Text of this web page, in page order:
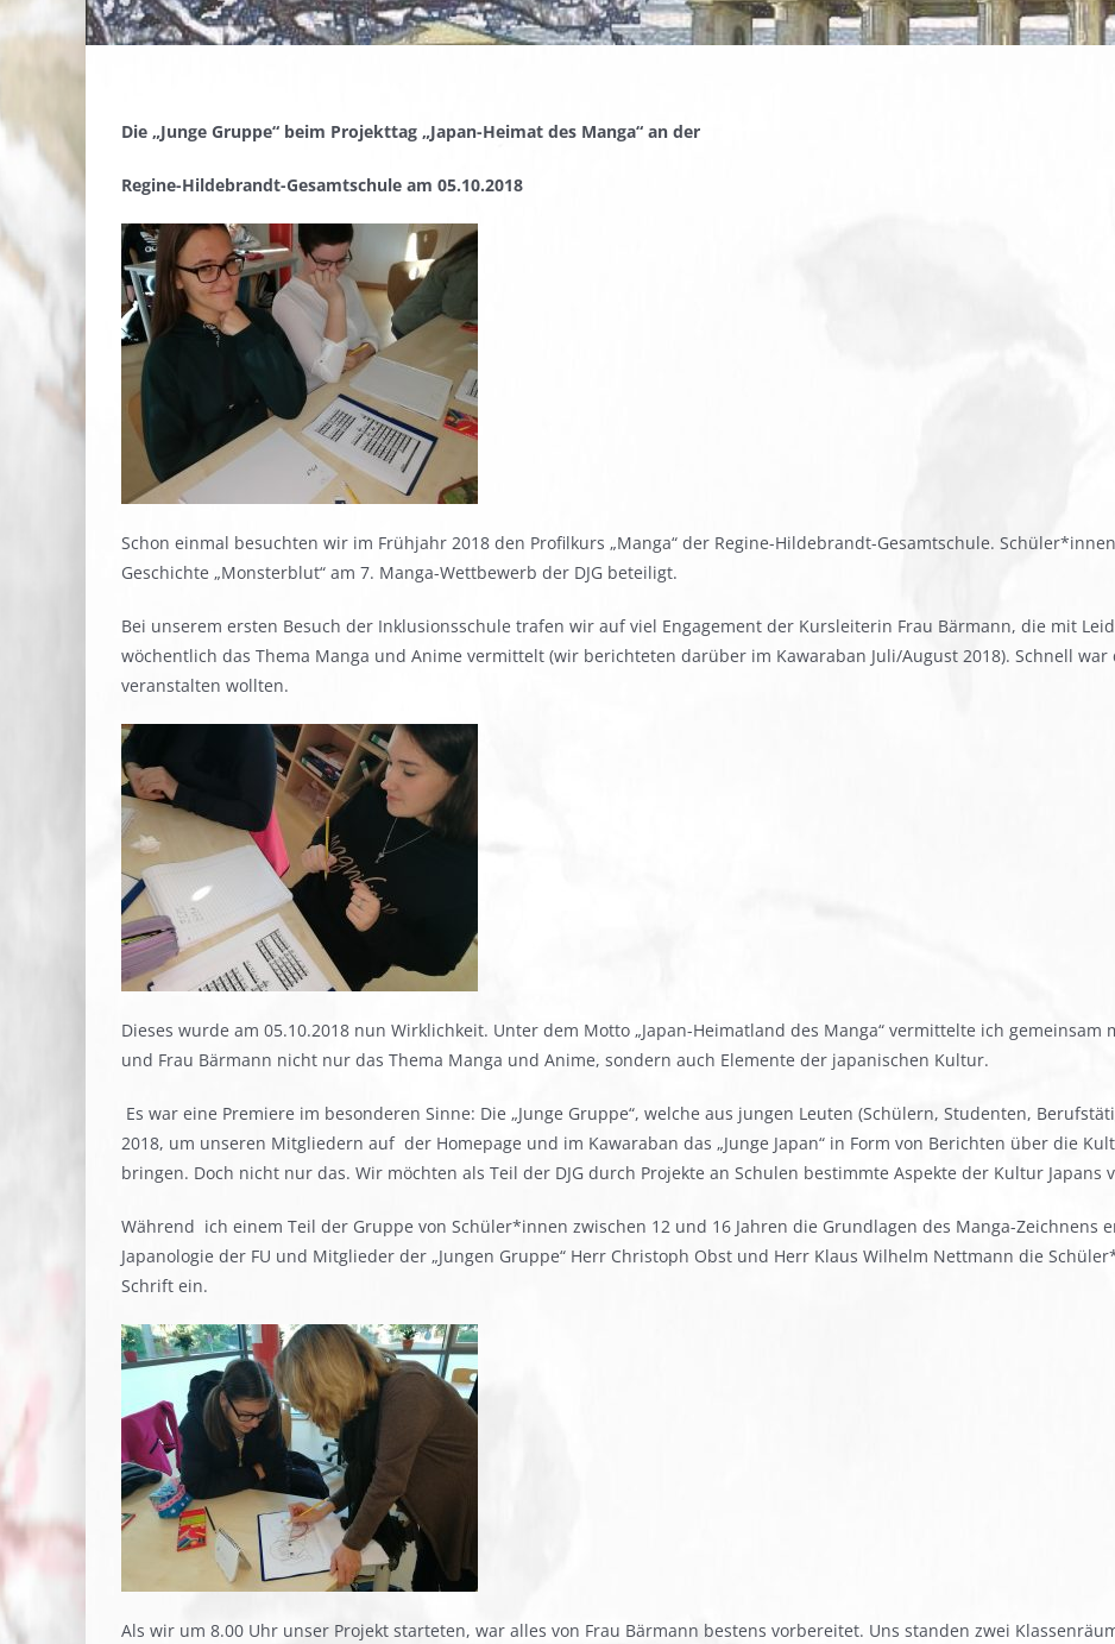
Die „Junge Gruppe“ beim Projekttag „Japan-Heimat des Manga“ an der
Regine-Hildebrandt-Gesamtschule am 05.10.2018
Schon einmal besuchten wir im Frühjahr 2018 den Profilkurs „Manga“ der Regine-Hildebrandt-Gesamtschule.
Geschichte „Monsterblut“ am 7. Manga-Wettbewerb der DJG beteiligt.
Bei unserem ersten Besuch der Inklusionsschule trafen wir auf viel Engagement der Kursleiterin Frau Bärmann, die mit
wöchentlich das Thema Manga und Anime vermittelt (wir berichteten darüber im Kawaraban Juli/August 2018). Schnell
veranstalten wollten.
Dieses wurde am 05.10.2018 nun Wirklichkeit. Unter dem Motto „Japan-Heimatland des Manga“ vermittelte ich gemeinsam
und Frau Bärmann nicht nur das Thema Manga und Anime, sondern auch Elemente der japanischen Kultur.
Es war eine Premiere im besonderen Sinne: Die „Junge Gruppe“, welche aus jungen Leuten (Schülern, Studenten,
2018, um unseren Mitgliedern auf der Homepage und im Kawaraban das „Junge Japan“ in Form von Berichten über die
bringen. Doch nicht nur das. Wir möchten als Teil der DJG durch Projekte an Schulen bestimmte Aspekte der Kultur Japans
Während ich einem Teil der Gruppe von Schüler*innen zwischen 12 und 16 Jahren die Grundlagen des Manga-Zeichnens
Japanologie der FU und Mitglieder der „Jungen Gruppe“ Herr Christoph Obst und Herr Klaus Wilhelm Nettmann die
Schrift ein.
Als wir um 8.00 Uhr unser Projekt starteten, war alles von Frau Bärmann bestens vorbereitet. Uns standen zwei